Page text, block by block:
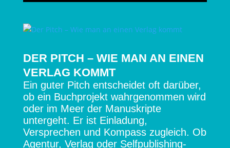
DER PITCH – WIE MAN AN EINEN
VERLAG KOMMT
Ein guter Pitch entscheidet oft darüber,
ob ein Buchprojekt wahrgenommen wird
oder im Meer der Manuskripte
untergeht. Er ist Einladung,
Versprechen und Kompass zugleich. Ob
Agentur, Verlag oder Selfpublishing-